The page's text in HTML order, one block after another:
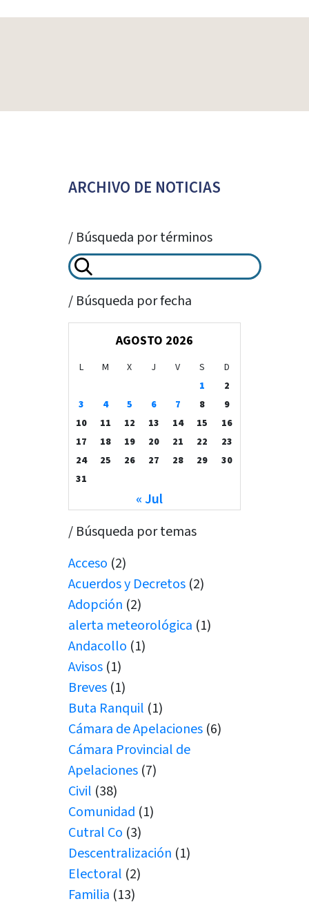
ARCHIVO DE NOTICIAS
/ Búsqueda por términos
/ Búsqueda por fecha
AGOSTO 2026
L M X J V S
D
1
2
3
4 5 6 7 8
9
10
11 12 13 14 15
16
17
18 19 20 21 22
23
24
25 26 27 28 29
30
31
« Jul
/ Búsqueda por temas
Acceso (2)
Acuerdos y Decretos (2)
Adopción (2)
alerta meteorológica (1)
Andacollo (1)
Avisos (1)
Breves (1)
Buta Ranquil (1)
Cámara de Apelaciones (6)
Cámara Provincial de
Apelaciones (7)
Civil (38)
Comunidad (1)
Cutral Co (3)
Descentralización (1)
Electoral (2)
Familia (13)